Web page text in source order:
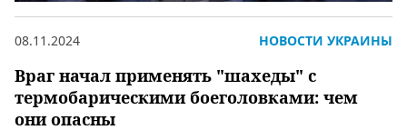
Враг начал применять "шахеды" с
термобарическими боеголовками: чем
они опасны
08.11.2024 НОВОСТИ УКРАИНЫ